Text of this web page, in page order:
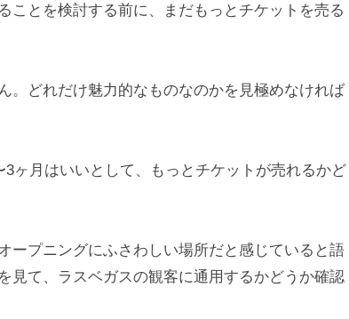
ことを検討する前に、まだもっとチケットを売る
。どれだけ魅力的なものなのかを見極めなければ
3ヶ月はいいとして、もっとチケットが売れるかど
ープニングにふさわしい場所だと感じていると語
見て、ラスベガスの観客に通用するかどうか確認